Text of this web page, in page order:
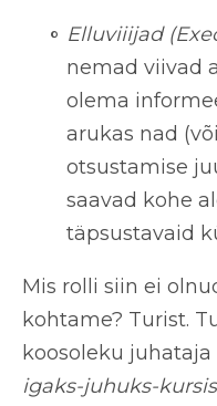
Elluviiijad
nemad viivad
olema
arukas nad
otsustamise
saavad kohe
täpsustavaid
Mis rolli siin ei
kohtame? Turist.
koosoleku juhataja
igaks-juhuks-